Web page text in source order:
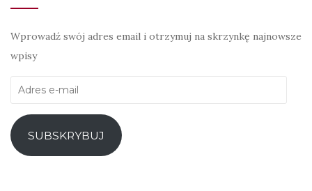
Wprowadź swój adres email i otrzymuj na skrzynkę najnowsze
wpisy
Adres
mail
SUBSKRYBUJ